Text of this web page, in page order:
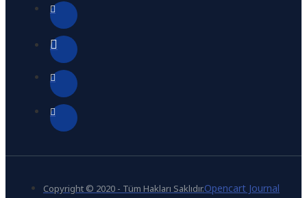
Copyright © 2020 - Tüm Hakları Saklıdır.Opencart Journal